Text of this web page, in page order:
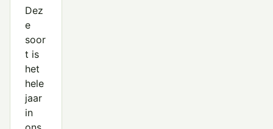
Dez
e
soor
t is
het
hele
jaar
in